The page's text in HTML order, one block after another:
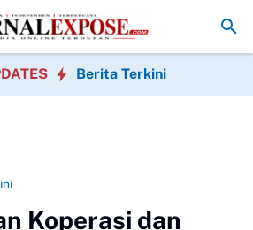
Tersangka Pembunuhan Anak Viral-kan
Berita Terkini
Koperasi dan